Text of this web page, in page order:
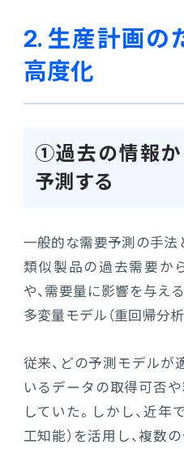
2. 生産計画の
高度化
①過去の情報か
予測する
一般的な需要予測の手法
類似製品の過去需要か
や、需要量に影響を与え
多変量モデル（重回帰分析
従来、どの予測モデルが
いるデータの取得可否
していた。しかし、近年
工知能）を活用し、複数